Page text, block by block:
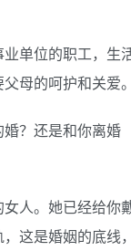
单位的职工，生
母的呵护和关爱。
？还是和你离婚
人。她已经给你
这是婚姻的底线，